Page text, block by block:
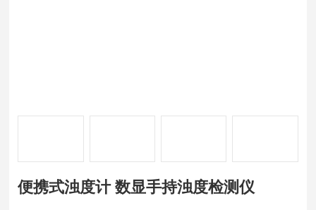
便携式浊度计 数显手持浊度检测仪